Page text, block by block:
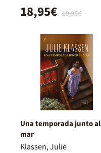
19,95€
18,95€
Una temporada junto al
mar
Klassen, Julie